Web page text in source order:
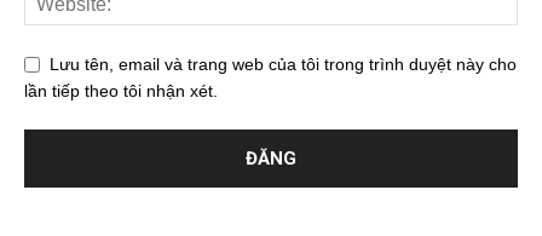
Lưu tên, email và trang web của tôi trong trình duyệt này cho
lần tiếp theo tôi nhận xét.